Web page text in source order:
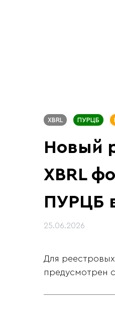
XBRL ПУРЦБ
Новый
XBRL
ПУРЦБ
25.06.2026
Для
предусмотрен